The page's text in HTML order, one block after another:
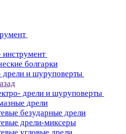
инструмент
болгарки
дрели и шуруповерты
дрели и шуруповерты
дрели
безударные дрели
дрели-миксеры